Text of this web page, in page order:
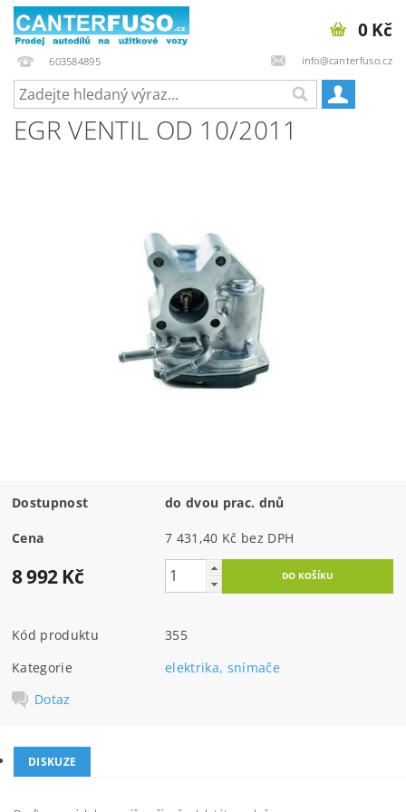
603584895 info@canterfuso.cz
0 Kč
EGR VENTIL OD 10/2011
Dostupnost do dvou prac. dnů
Cena 7 431,40 Kč bez DPH
8 992 Kč
Kód produktu
355
Kategorie
elektrika, snímače
Dotaz
DISKUZE